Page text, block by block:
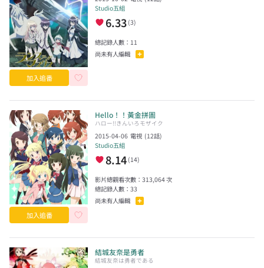
加入追番
Studio五組
6.33 (3)
總記錄人數： 11
尚未有人編輯
加入追番
Hello！！黃金拼圖
ハロー!!きんいろモザイク
2015-04-06 電視 (12話)
Studio五組
8.14 (14)
影片總觀看次數：313,064次
總記錄人數：33
尚未有人編輯
結城友奈是勇者
結城友奈は勇者である